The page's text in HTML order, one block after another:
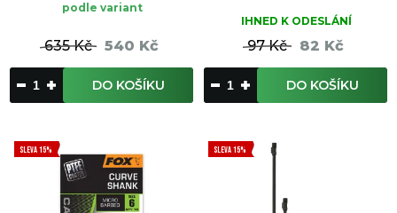
podle variant
635 Kč 540 Kč
DO KOŠÍKU
IHNED K ODESLÁNÍ
97 Kč 82 Kč
DO KOŠÍKU
SLEVA 15% SLEVA 15%